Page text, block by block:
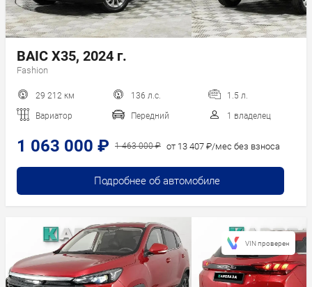
BAIC X35, 2024 г.
Fashion
29 212 км 136 л.с. 1.5 л.
Вариатор Передний 1 владелец
1 063 000 ₽ 1 463 000 ₽ от 13 407 ₽/мес без взноса
Подробнее об автомобиле
VIN проверен